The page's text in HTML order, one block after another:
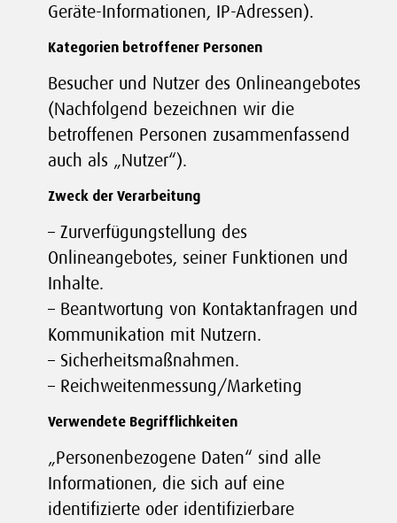
Geräte-Informationen, IP-Adressen).
Kategorien betroffener Personen
Besucher und Nutzer des Onlineangebotes
(Nachfolgend bezeichnen wir die
betroffenen Personen zusammenfassend
auch als „Nutzer“).
Zweck der Verarbeitung
– Zurverfügungstellung des
Onlineangebotes, seiner Funktionen und
Inhalte.
– Beantwortung von Kontaktanfragen und
Kommunikation mit Nutzern.
– Sicherheitsmaßnahmen.
– Reichweitenmessung/Marketing
Verwendete Begrifflichkeiten
„Personenbezogene Daten“ sind alle
Informationen, die sich auf eine
identifizierte oder identifizierbare